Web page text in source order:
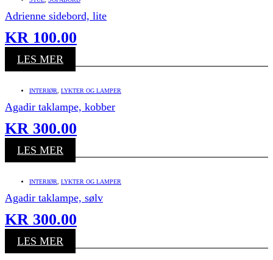
Adrienne sidebord, lite
KR 100.00
LES MER
INTERIØR LYKTER OG LAMPER
Agadir taklampe, kobber
KR 300.00
LES MER
INTERIØR LYKTER OG LAMPER
Agadir taklampe, sølv
KR 300.00
LES MER